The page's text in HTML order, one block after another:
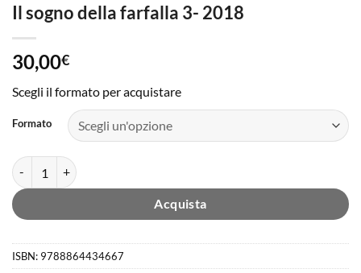
Il sogno della farfalla 3- 2018
30,00€
Scegli il formato per acquistare
Formato
Il sogno della farfalla 3- 2018 quantità
Acquista
ISBN: 9788864434667